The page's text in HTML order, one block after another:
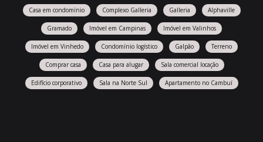
Casa em condomínio Complexo Galleria Galleria Alphaville
Gramado Imóvel em Campinas Imóvel em Valinhos
Imóvel em Vinhedo Condomínio logístico Galpão Terreno
Comprar casa Casa para alugar Sala comercial locação
Edifício corporativo Sala na Norte Sul Apartamento no Cambuí